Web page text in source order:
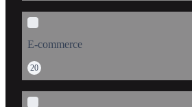
E-commerce
20